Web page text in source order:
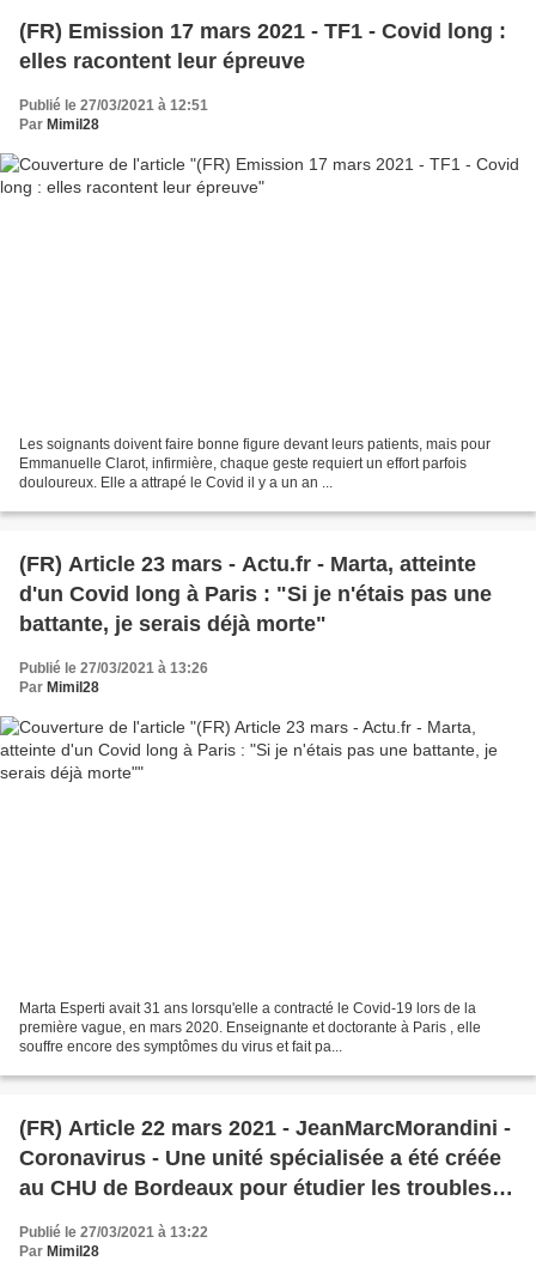
(FR) Emission 17 mars 2021 - TF1 - Covid long :
elles racontent leur épreuve
Publié le 27/03/2021 à 12:51
Par Mimil28
Les soignants doivent faire bonne figure devant leurs patients, mais pour
Emmanuelle Clarot, infirmière, chaque geste requiert un effort parfois
douloureux. Elle a attrapé le Covid il y a un an ...
(FR) Article 23 mars - Actu.fr - Marta, atteinte
d'un Covid long à Paris : "Si je n'étais pas une
battante, je serais déjà morte"
Publié le 27/03/2021 à 13:26
Par Mimil28
Marta Esperti avait 31 ans lorsqu'elle a contracté le Covid-19 lors de la
première vague, en mars 2020. Enseignante et doctorante à Paris , elle
souffre encore des symptômes du virus et fait pa...
(FR) Article 22 mars 2021 - JeanMarcMorandini -
Coronavirus - Une unité spécialisée a été créée
au CHU de Bordeaux pour étudier les troubles
long - VIDEO
Publié le 27/03/2021 à 13:22
Par Mimil28